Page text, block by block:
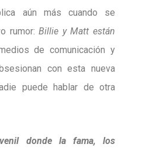
aún más cuando se
rumor:Billie y Matt están
de comunicación y
con esta nueva
puede hablar de otra
donde la fama, los